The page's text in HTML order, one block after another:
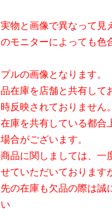
実物と画像で異なって見
モニターによっても色
ルの画像となります。
在庫を店舗と共有して
反映されておりません。
庫を共有している都合
合がございます。
品に関しましては、一
ていただいております
の在庫も欠品の際は誠